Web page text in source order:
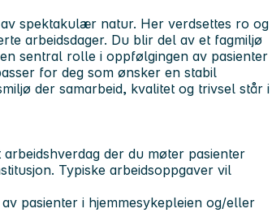
spektakulær natur. Her verdsettes ro og
arbeidsdager. Du blir del av et fagmiljø
sentral rolle i oppfølgingen av pasienter
for deg som ønsker en stabil
der samarbeid, kvalitet og trivsel står i
der du møter pasienter
Typiske arbeidsoppgaver vil
pasienter i hjemmesykepleien og/eller